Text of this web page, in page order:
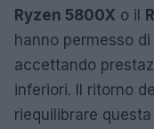
Ryzen 5800X o il
hanno permesso
accettando
inferiori. Il ritorno
riequilibrare